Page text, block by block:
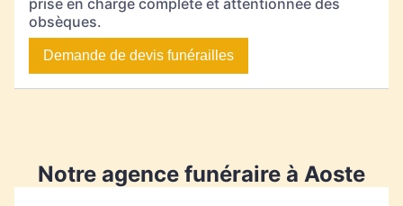
prise en charge complète et attentionnée des
obsèques.
Demande de devis funérailles
Notre agence funéraire à Aoste